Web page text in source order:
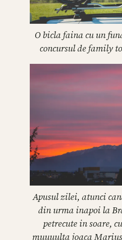
O bicla faina cu un
concursul de family
Apusul zilei, atunci
din urma inapoi la
petrecute in soare,
muuuulta joaca